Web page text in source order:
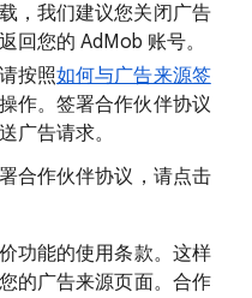
，我们建议您关闭广告
回您的 AdMob 账号。
按照如何与广告来源签
作。签署合作伙伴协议
广告请求。
合作伙伴协议，请点击
功能的使用条款。这样
的广告来源页面。合作